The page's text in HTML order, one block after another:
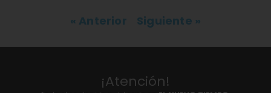
« Anterior Siguiente »
¡Atención!